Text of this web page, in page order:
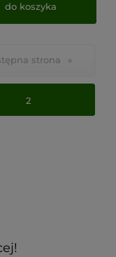
do koszyka
2
»